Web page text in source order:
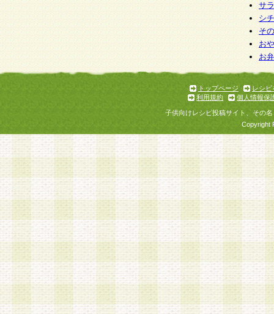
サ
シ
そ
お
お
トップページ
レシピ
利用規約
個人情報保
子供向けレシピ投稿サイト、その
Copyright